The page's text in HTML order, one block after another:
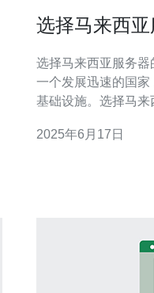
选择马来西
选择马来西亚服务器的关键要点 马来
一个发展迅速的国
基础设施。选择马来西
行在线游戏、视频流
2025年6月17日